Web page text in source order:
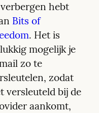
hebt
Bits of
. Het is
mogelijk je
zo te
zodat
versleuteld bij de
aankomt,